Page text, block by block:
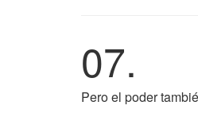
07.
Pero el poder